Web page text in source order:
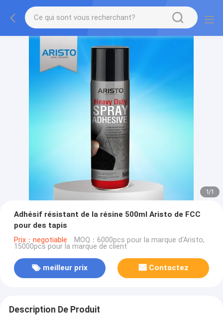
1/1
Adhésif résistant de la résine 500ml Aristo de FCC
pour des tapis
Prix：negotiable MOQ：6000pcs pour la marque d'Aristo,
15000pcs pour la marque de client
meilleur prix Contactez
Description De Produit